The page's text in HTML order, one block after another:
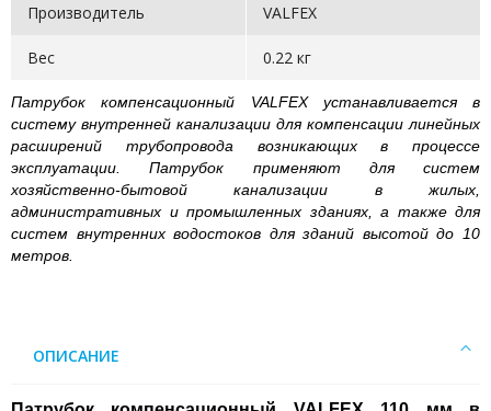
Производитель VALFEX
Вес 0.22 кг
Патрубок компенсационный VALFEXустанавливается в
систему внутренней канализации для компенсации линейных
расширений трубопровода возникающих в процессе
эксплуатации. Патрубок применяют для систем
хозяйственно-бытовой канализации в жилых,
административных и промышленных зданиях, а также для
систем внутренних водостоков для зданий высотой до 10
метров.
ОПИСАНИЕ